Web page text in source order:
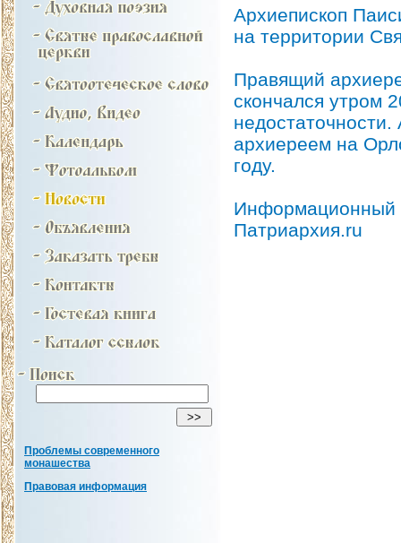
Проблемы современного
монашества
Правовая информация
Архиепископ
на территории
Правящий
скончался утром
архиереем на
году.
Информационный
Патриархия.ru